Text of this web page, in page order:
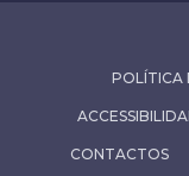
POLÍTICA
CONTACTOS